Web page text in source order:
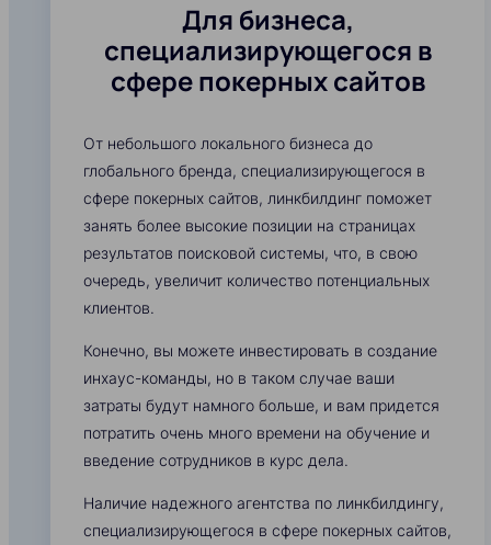
Для бизнеса,
специализирующегося в
сфере покерных сайтов
От небольшого локального бизнеса до
глобального бренда, специализирующегося в
сфере покерных сайтов, линкбилдинг поможет
занять более высокие позиции на страницах
результатов поисковой системы, что, в свою
очередь, увеличит количество потенциальных
клиентов.
Конечно, вы можете инвестировать в создание
инхаус-команды, но в таком случае ваши
затраты будут намного больше, и вам придется
потратить очень много времени на обучение и
введение сотрудников в курс дела.
Наличие надежного агентства по линкбилдингу,
специализирующегося в сфере покерных сайтов,